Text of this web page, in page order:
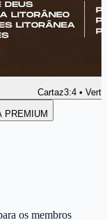
Cartaz3:4 •
PREMIUM
os membros